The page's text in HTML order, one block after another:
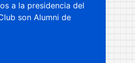
a la presidencia del
son Alumni de